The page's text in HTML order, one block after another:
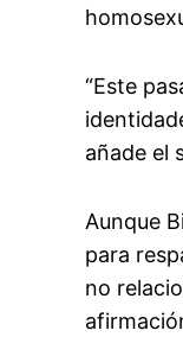
“Este
añade el
Aunque
para
no